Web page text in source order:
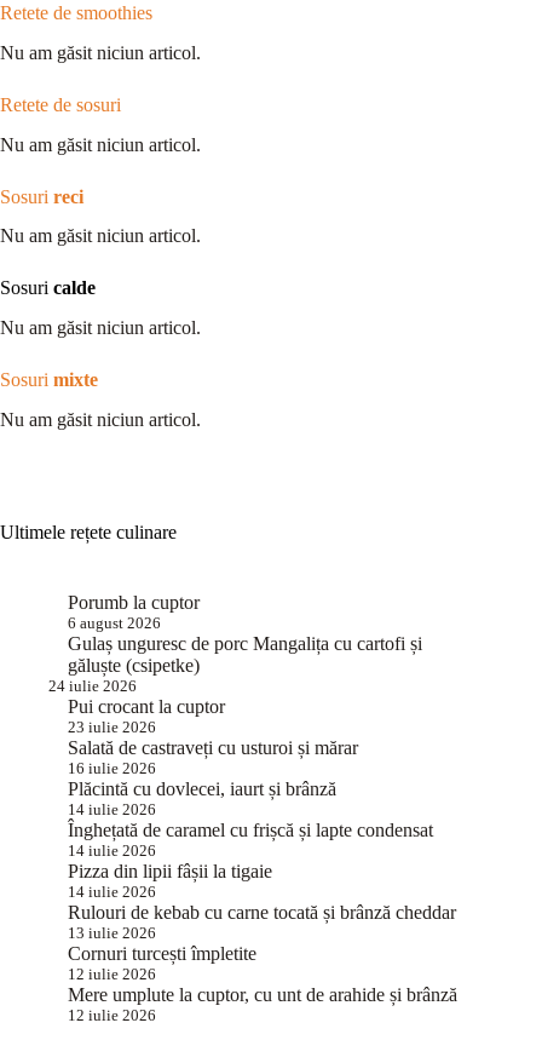
Retete de smoothies
Nu am găsit niciun articol.
Retete de sosuri
Nu am găsit niciun articol.
Sosuri reci
Nu am găsit niciun articol.
Sosuri calde
Nu am găsit niciun articol.
Sosuri mixte
Nu am găsit niciun articol.
Ultimele rețete culinare
Porumb la cuptor
6 august 2026
Gulaș unguresc de porc Mangalița cu cartofi și
găluște (csipetke)
24 iulie 2026
Pui crocant la cuptor
23 iulie 2026
Salată de castraveți cu usturoi și mărar
16 iulie 2026
Plăcintă cu dovlecei, iaurt și brânză
14 iulie 2026
Înghețată de caramel cu frișcă și lapte condensat
14 iulie 2026
Pizza din lipii fâșii la tigaie
14 iulie 2026
Rulouri de kebab cu carne tocată și brânză cheddar
13 iulie 2026
Cornuri turcești împletite
12 iulie 2026
Mere umplute la cuptor, cu unt de arahide și brânză
12 iulie 2026